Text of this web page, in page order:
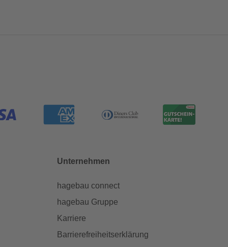
Unternehmen
hagebau connect
hagebau Gruppe
Karriere
Barrierefreiheitserklärung